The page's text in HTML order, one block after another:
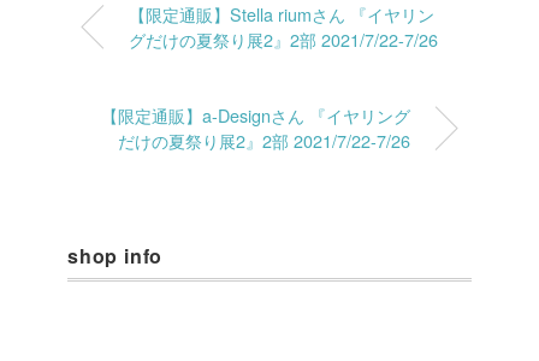
【限定通販】Stella riumさん 『イヤリン
グだけの夏祭り展2』2部 2021/7/22-7/26
【限定通販】a-Designさん 『イヤリング
だけの夏祭り展2』2部 2021/7/22-7/26
shop info